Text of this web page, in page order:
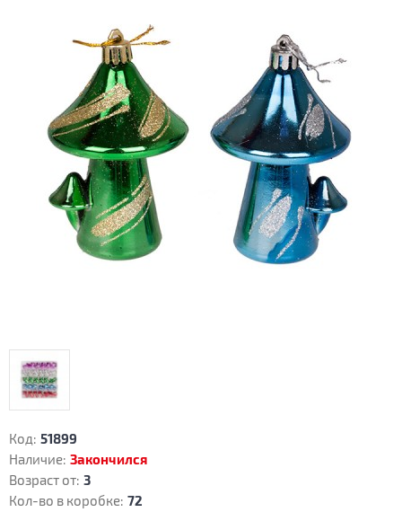
Код: 51899
Наличие: Закончился
Возраст от: 3
Кол-во в коробке: 72